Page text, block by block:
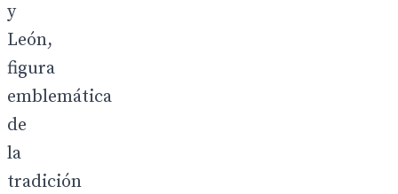
y
León,
figura
emblemática
de
la
tradición